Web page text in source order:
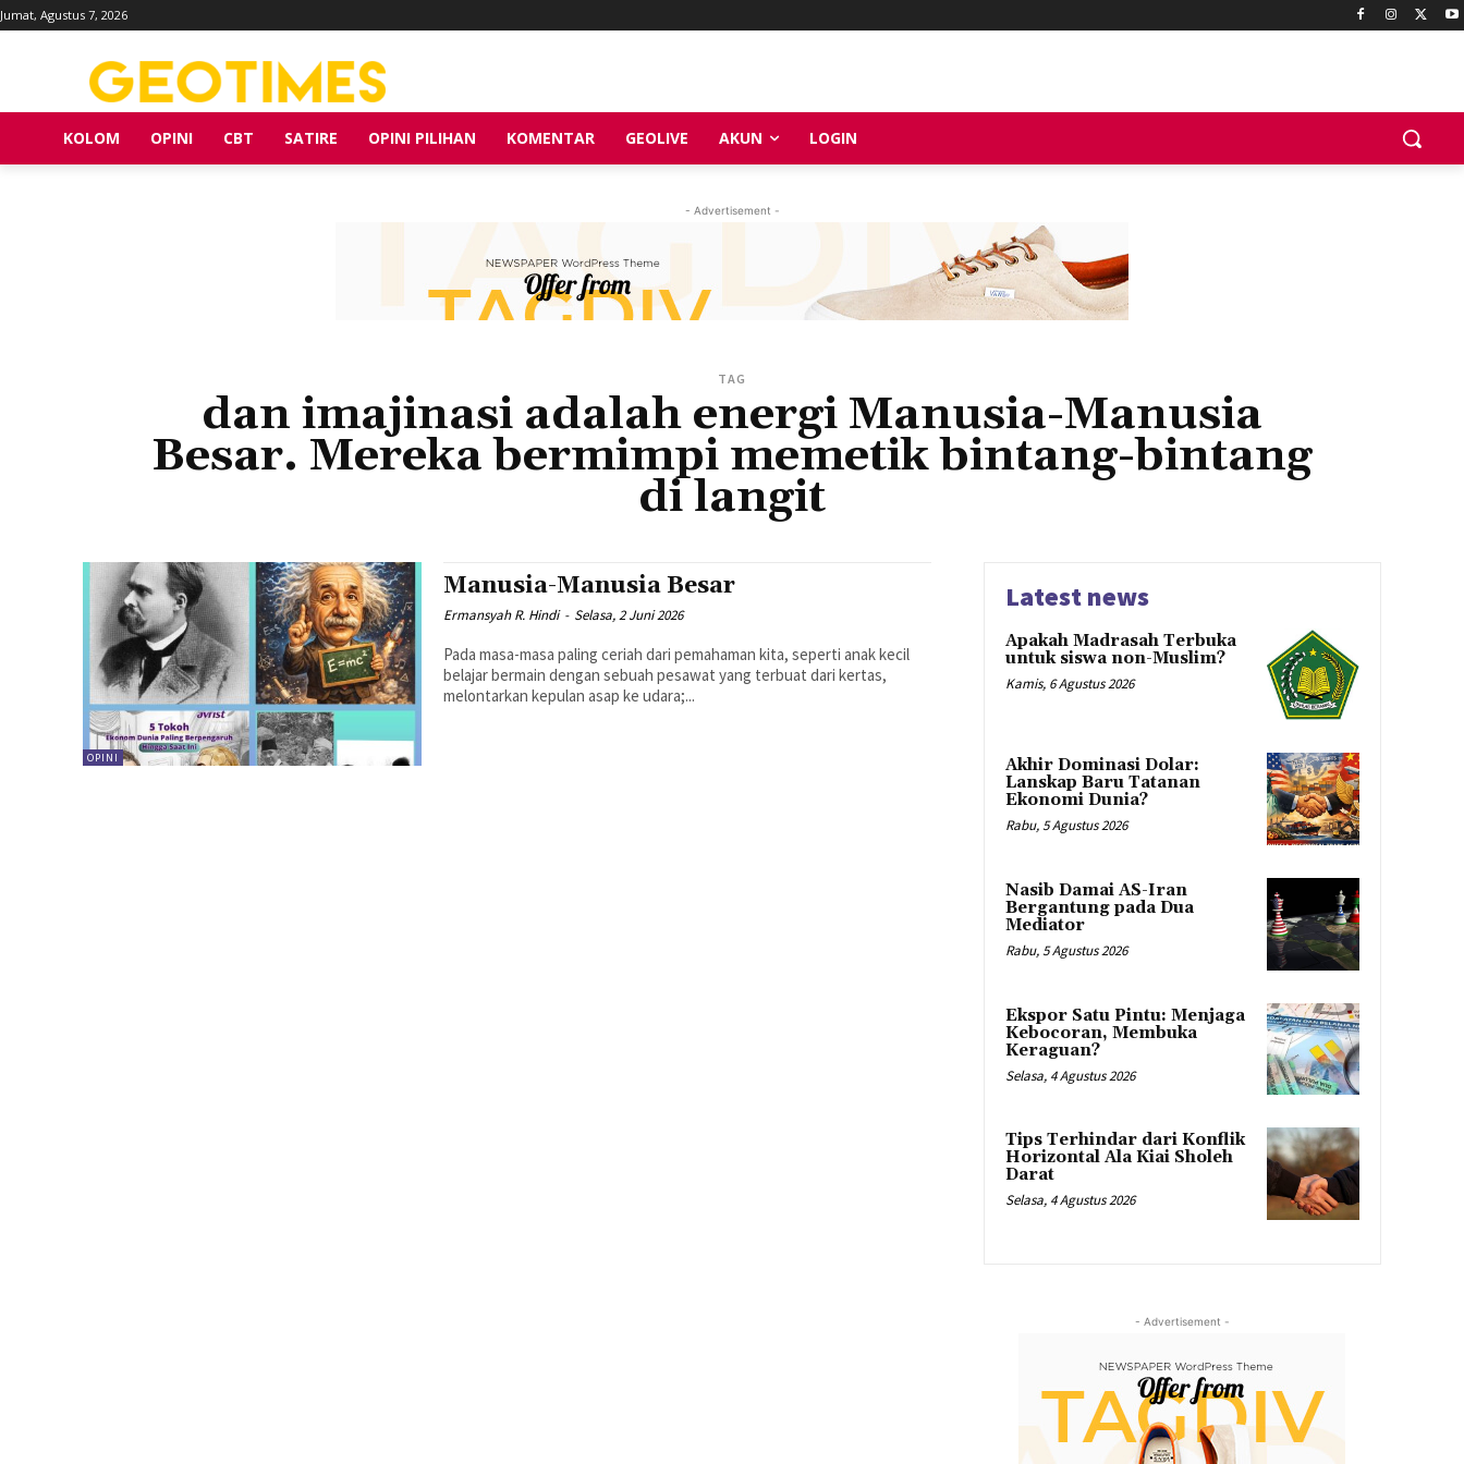
Jumat, Agustus 7, 2026
KOLOM OPINI CBT SATIRE OPINI PILIHAN KOMENTAR GEOLIVE AKUN LOGIN
- Advertisement -
TAG
dan imajinasi adalah energi Manusia-Manusia
Besar. Mereka bermimpi memetik bintang-bintang
di langit
OPINI
Manusia-Manusia Besar
Ermansyah R. Hindi - Selasa, 2 Juni 2026
Pada masa-masa paling ceriah dari pemahaman kita, seperti anak kecil
belajar bermain dengan sebuah pesawat yang terbuat dari kertas,
melontarkan kepulan asap ke udara;...
Latest news
Apakah Madrasah Terbuka
untuk siswa non-Muslim?
Kamis, 6 Agustus 2026
Akhir Dominasi Dolar:
Lanskap Baru Tatanan
Ekonomi Dunia?
Rabu, 5 Agustus 2026
Nasib Damai AS-Iran
Bergantung pada Dua
Mediator
Rabu, 5 Agustus 2026
Ekspor Satu Pintu: Menjaga
Kebocoran, Membuka
Keraguan?
Selasa, 4 Agustus 2026
Tips Terhindar dari Konflik
Horizontal Ala Kiai Sholeh
Darat
Selasa, 4 Agustus 2026
- Advertisement -